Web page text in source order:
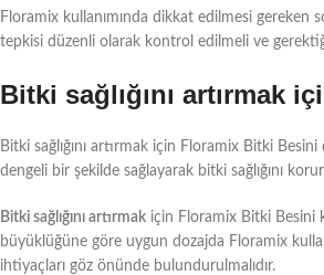
Floramix kullanımında dikkat edilmesi
tepkisi düzenli olarak kontrol edilmeli ve
Bitki sağlığını artırmak
Bitki sağlığını artırmak için Floramix Bitki
dengeli bir şekilde sağlayarak bitki sağlığını
Bitki sağlığını artırmak için Floramix Bitki Besini
büyüklüğüne göre uygun dozajda Floramix
ihtiyaçları göz önünde bulundurulmalıdır.